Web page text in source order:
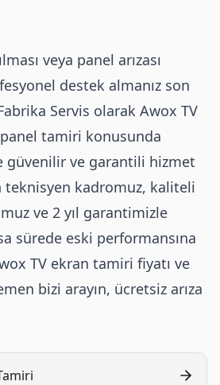
veya panel arızası
destek almanız son
Servis olarak Awox TV
tamiri konusunda
güvenilir ve garantili hizmet
teknisyen kadromuz, kaliteli
ve 2 yıl garantimizle
sürede eski performansına
TV ekran tamiri fiyatı ve
bizi arayın, ücretsiz arıza